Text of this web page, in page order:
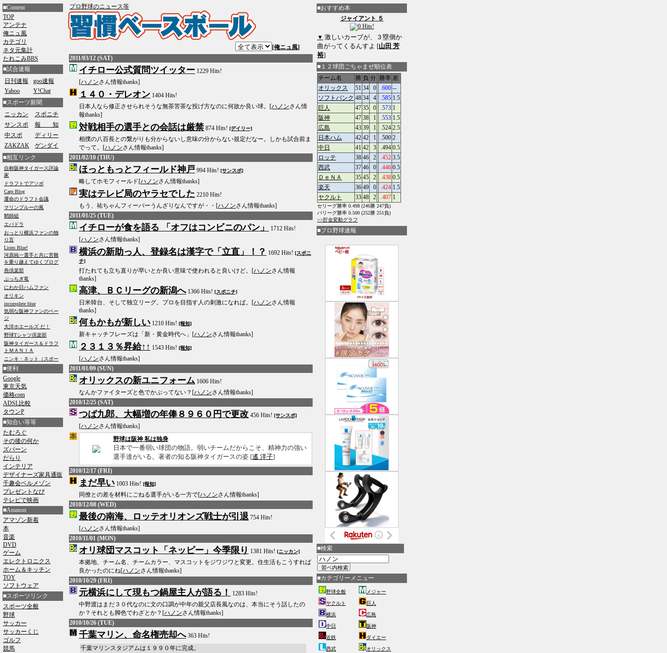
■Content
TOP
アンテナ
俺ニュ風
カテゴリ
ネタ元集計
たれこみBBS
■試合速報
日刊速報
goo速報
Yahoo
Y!Chat
■スポーツ新聞
ニッカン
スポニチ
サンスポ
報 知
中スポ
ディリー
ZAKZAK
ゲンダイ
■相互リンク
■便利
Google
東京天気
価格com
ADSL比較
タウンP
■知合い等等
たむろぐ
その後の何か
ズバーン
だらり
インテリア
デザイナーズ家具通販
千趣会ベルメゾン
プレゼントなび
テレビで映画
■Amazon
アマゾン新着
本
音楽
DVD
ゲーム
エレクトロニクス
ホーム＆キッチン
TOY
ソフトウェア
■スポーツリンク
スポーツ全般
野球
サッカー
サッカーくじ
ゴルフ
競馬
プロ野球のニュース等
[俺ニュ風]
2011/03/12 (SAT)
イチロー公式質問ツイッター 1229 Hits!
[ハノンさん情報thanks]
１４０・デレオン 1404 Hits!
日本人なら修正させられそうな無茶苦茶な投げ方なのに何故か良い球。[ハノンさん情
報thanks]
対戦相手の選手との会話は厳禁874 Hits! [デイリー]
相撲の八百長との繋がりも分からないし意味の分からない規定だなー。しかも試合前ま
でって。[ハノンさん情報thanks]
2011/02/10 (THU)
ほっともっとフィールド神戸 994 Hits! [サンスポ]
略してホモフィールド[ハノンさん情報thanks]
実はテレビ局のヤラセでした 2210 Hits!
もう、祐ちゃんフィーバーうんざりなんですが・・[ハノンさん情報thanks]
2011/01/25 (TUE)
イチローが食を語る 「オフはコンビニのパン」
1712 Hits!
[ハノンさん情報thanks]
横浜の新助っ人、登録名は漢字で「立直」！？ 1692 Hits! [スポニ
チ]
打たれても立ち直りが早いとか良い意味で使われると良いけど。[ハノンさん情報
thanks]
高津、ＢＣリーグの新潟へ1366 Hits! [スポニチ]
日米韓台、そして独立リーグ。プロを目指す人の刺激になれば。[ハノンさん情報
thanks]
何もかもが新しい 1210 Hits! [報知]
新キャッチフレーズは「新・黄金時代へ」[ハノンさん情報thanks]
２３１３％昇給↑↑ 1543 Hits! [報知]
[ハノンさん情報thanks]
2011/01/09 (SUN)
オリックスの新ユニフォーム 1606 Hits!
なんかファイターズと色でかぶってない？[ハノンさん情報thanks]
2010/12/25 (SAT)
つば九郎、大幅増の年俸８９６０円で更改 456 Hits! [サンスポ]
[ハノンさん情報thanks]
野球は阪神 私は独身
日本で一番弱い球団の物語。弱いチームだからこそ、精神力の強い
選手達がいる。著者の知る阪神タイガースの姿 [遙 洋子]
2010/12/17 (FRI)
まだ早い 1003 Hits! [報知]
同僚との差を材料にごねる選手がいる一方で[ハノンさん情報thanks]
2010/12/08 (WED)
最後の南海、ロッテオリオンズ戦士が引退 754 Hits!
[ハノンさん情報thanks]
2010/11/01 (MON)
オリ球団マスコット「ネッピー」今季限り 1381 Hits! [ニッカン]
本拠地、チーム名、チームカラー、マスコットをジワジワと変更。住生活もこうすれば
良かったのにね[ハノンさん情報thanks]
2010/10/29 (FRI)
元横浜にして現もつ鍋屋主人が語る！
1283 Hits!
中野渡はまだ３０代なのに文の口調が中年の親父店長風なのは、本当にそう話したの
か？それとも脚色でわざとか？[ハノンさん情報thanks]
2010/10/26 (TUE)
千葉マリン、命名権売却へ363 Hits!
千葉マリンスタジアムは１９９０年に完成。
■おすすめ本
ジャイアント ５
▼ 激しいカーブが、３塁側か
曲がってくるんすよ [山田 芳
裕]
■１２球団ごちゃまぜ順位表
チーム名
勝 負 分 勝率 差
オリックス
51 34 0 .600 --
ソフトバンク 48 34 4 .585 1.5
巨人
47 35 0 .573 1
阪神
47 38 1 .553 1.5
広島
43 39 1 .524 2.5
日本ハム
42 42 1 .500 2
中日
41 42 3 .494 0.5
ロッテ
38 46 2 .452 3.5
西武
37 46 0 .446 0.5
ＤｅＮＡ
35 45 2 .438 0.5
楽天
36 49 0 .424 1.5
ヤクルト
33 48 2 .407 1
セリーグ勝率 0.498 (246勝 247負)
パリーグ勝率 0.500 (252勝 251負)
>>貯金変動グラフ
■プロ野球速報
■検索
■カテゴリーメニュー
野球全般 メジャー
ヤクルト 巨人
横浜 広島
中日 阪神
近鉄 ダイエー
西武 オリックス